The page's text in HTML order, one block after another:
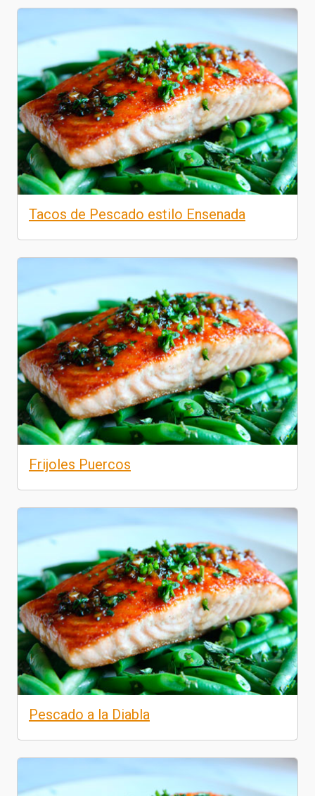
Tacos de Pescado estilo Ensenada
Frijoles Puercos
Pescado a la Diabla